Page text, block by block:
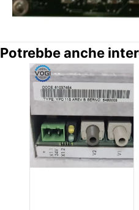
Potrebbe anche